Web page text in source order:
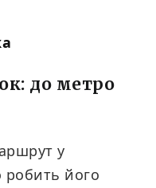
до метро
у
робить його